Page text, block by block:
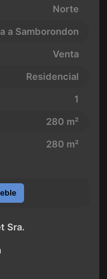
Norte
a Samborondon
Venta
Residencial
1
280 m²
280 m²
Sra.